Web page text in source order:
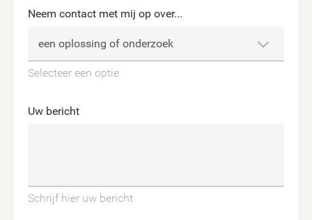
Neem contact met mij op over...
Selecteer een optie
Uw bericht
Schrijf hier uw bericht